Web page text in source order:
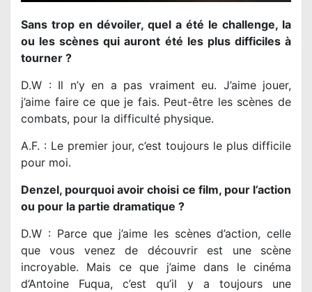
Sans trop en dévoiler, quel a été le challenge, la
ou les scènes qui auront été les plus difficiles à
tourner ?
D.W : Il n’y en a pas vraiment eu. J’aime jouer,
j’aime faire ce que je fais. Peut-être les scènes de
combats, pour la difficulté physique.
A.F. : Le premier jour, c’est toujours le plus difficile
pour moi.
Denzel, pourquoi avoir choisi ce film, pour l’action
ou pour la partie dramatique ?
D.W : Parce que j’aime les scènes d’action, celle
que vous venez de découvrir est une scène
incroyable. Mais ce que j’aime dans le cinéma
d’Antoine Fuqua, c’est qu’il y a toujours une